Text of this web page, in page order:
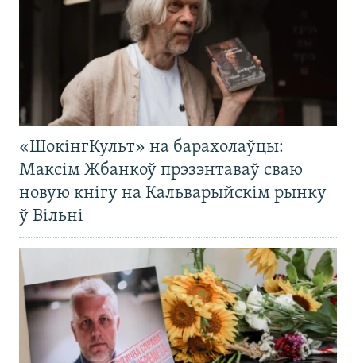
«ШокінгКульт» на барахолаўцы:
Максім Жбанкоў прэзэнтаваў сваю
новую кнігу на Кальварыйскім рынку
ў Вільні